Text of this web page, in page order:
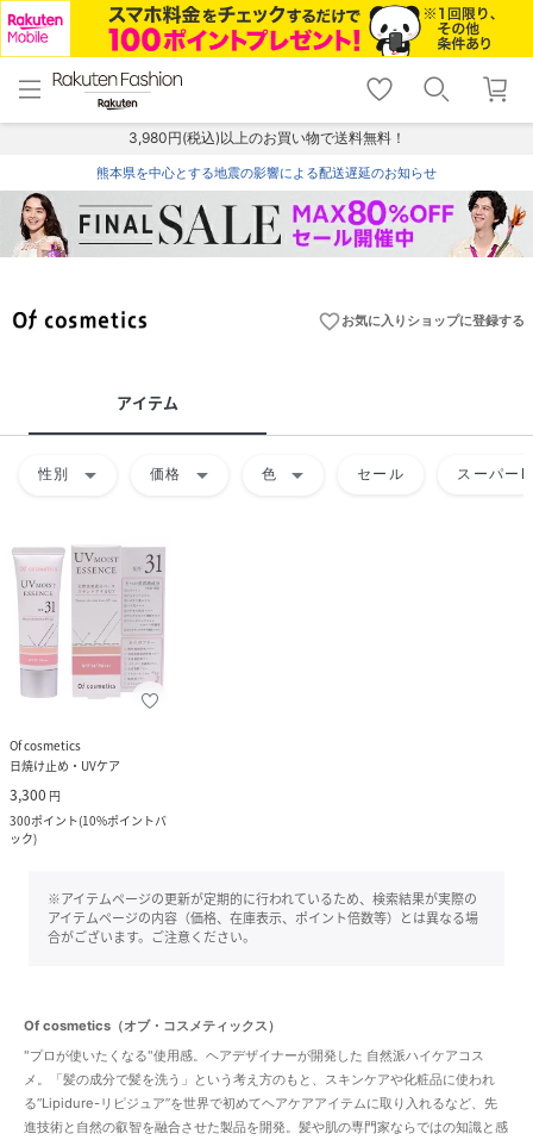
menu home
トップ
shopping_cart lock_outline
ログイン
3,980円(税込)以上のお買い物で送料無料！
熊本県を中心とする地震の影響による配送遅延のお知らせ
favorite_borderお気に入りショップに登録する
アイテム
性別 arrow_drop_down 価格 arrow_drop_down 色 arrow_drop_down セール スーパー
Of cosmetics
日焼け止め・UVケア
3,300 円
300ポイント(10%ポイントバ
ック)
※アイテムページの更新が定期的に行われているため、検索結果が実際の
アイテムページの内容（価格、在庫表示、ポイント倍数等）とは異なる場
合がございます。ご注意ください。
Of cosmetics（オブ・コスメティックス）
"プロが使いたくなる"使用感。ヘアデザイナーが開発した 自然派ハイケアコス
メ。「髪の成分で髪を洗う」という考え方のもと、スキンケアや化粧品に使われ
る“Lipidure-リピジュア”を世界で初めてヘアケアアイテムに取り入れるなど、先
進技術と自然の叡智を融合させた製品を開発。髪や肌の専門家ならではの知識と感